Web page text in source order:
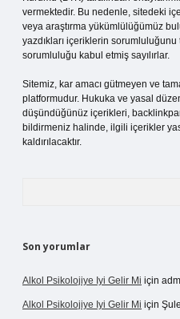
vermektedir. Bu nedenle, sitedeki
veya araştırma yükümlülüğümüz
yazdıkları içeriklerin
sorumluluğu kabul etmiş sayılırlar.
Sitemiz, kar amacı gütmeyen ve
platformudur. Hukuka ve yasal
düşündüğünüz içerikleri,
bildirmeniz halinde, ilgili içerikler
kaldırılacaktır.
Son yorumlar
Alkol Psikolojiye Iyi Gelir Mi için
Alkol Psikolojiye Iyi Gelir Mi için Şule